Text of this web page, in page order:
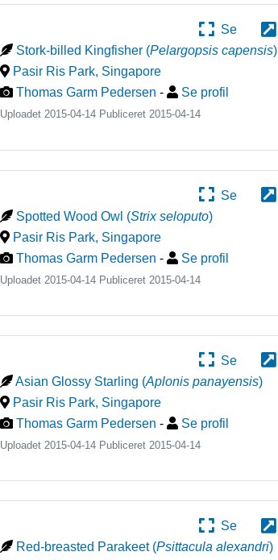
Se
Stork-billed Kingfisher (Pelargopsis capensis)
Pasir Ris Park, Singapore
Thomas Garm Pedersen - Se profil
Uploadet 2015-04-14 Publiceret2015-04-14
Se
Spotted Wood Owl (Strix seloputo)
Pasir Ris Park, Singapore
Thomas Garm Pedersen - Se profil
Uploadet 2015-04-14 Publiceret 2015-04-14
Se
Asian Glossy Starling (Aplonis panayensis)
Pasir Ris Park, Singapore
Thomas Garm Pedersen - Se profil
Uploadet 2015-04-14 Publiceret 2015-04-14
Se
Red-breasted Parakeet (Psittacula alexandri)